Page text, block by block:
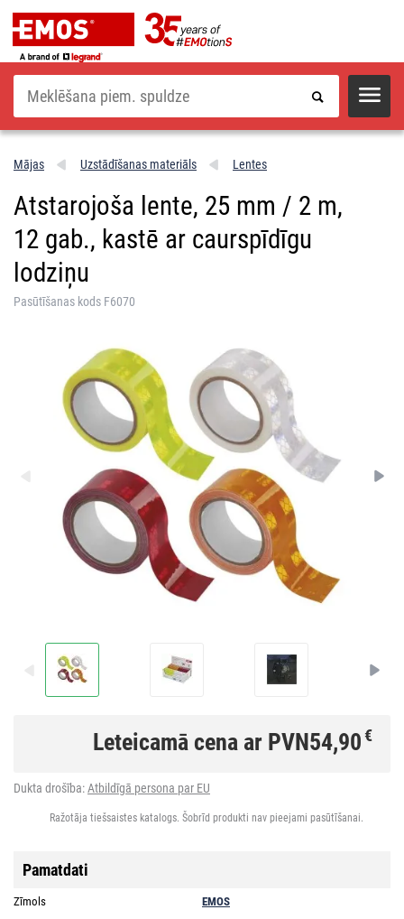
Meklēšana
Mājas Uzstādīšanas materiāls Lentes
Atstarojoša lente, 25 mm / 2 m,
12 gab., kastē ar caurspīdīgu
lodziņu
Pasūtīšanas kods F6070
Leteicamā cena ar PVN54,90€
Dukta drošība:Atbildīgā persona par EU
Ražotāja tiešsaistes katalogs. Šobrīd produkti nav pieejami pasūtīšanai.
Pamatdati
Zīmols
EMOS